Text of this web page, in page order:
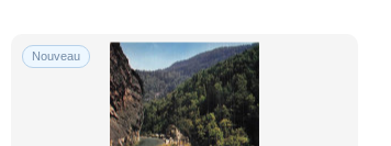
Nouveau